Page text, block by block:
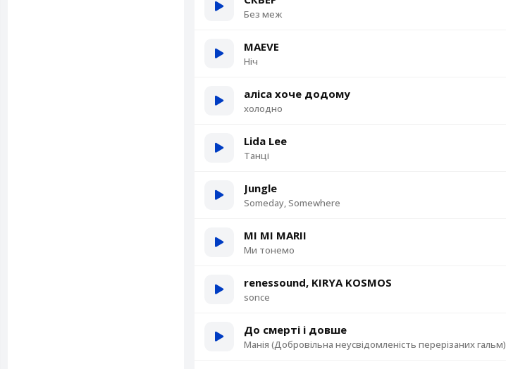
Без меж
MAEVE
Ніч
аліса хоче додому
холодно
Lida Lee
Танці
Jungle
Someday, Somewhere
MI MI MARII
Ми тонемо
renessound, KIRYA KOSMOS
sonce
До смерті і довше
Манія (Добровільна неусвідомленість перерізаних гальм)